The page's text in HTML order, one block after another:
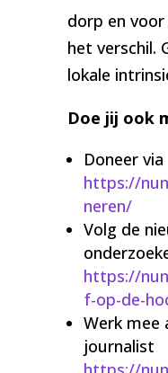
dorp en
het verschil.
lokale
Doe jij ook
Doneer via
https://
neren/
Volg de
https://
f-op-de-
Werk mee
journalist